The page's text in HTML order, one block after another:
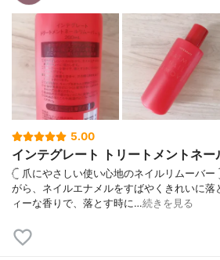
5.00
インテグレート トリートメントネー
𓊆 爪にやさしい使い心地のネイルリムーバー
がら、ネイルエナメルをすばやくきれいに落
ィーな香りで、落とす時に…続きを見る